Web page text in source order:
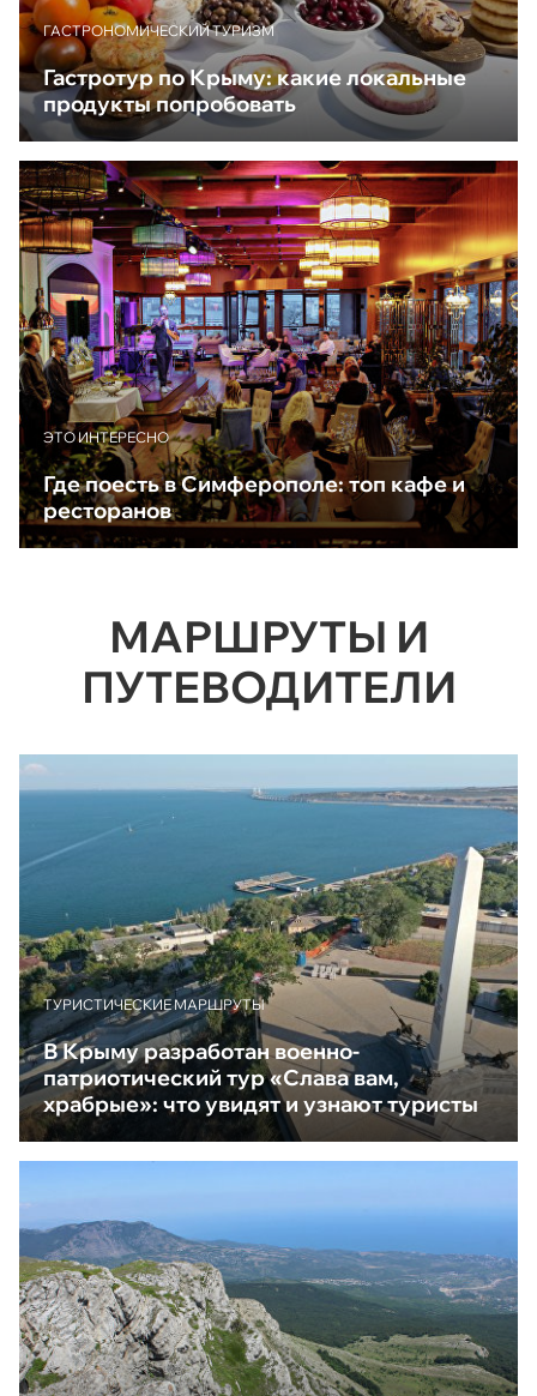
ГАСТРОНОМИЧЕСКИЙ ТУРИЗМ
Гастротур по Крыму: какие локальные
продукты попробовать
ЭТО ИНТЕРЕСНО
Где поесть в Симферополе: топ кафе и
ресторанов
МАРШРУТЫ И
ПУТЕВОДИТЕЛИ
ТУРИСТИЧЕСКИЕ МАРШРУТЫ
В Крыму разработан военно-
патриотический тур «Слава вам,
храбрые»: что увидят и узнают туристы